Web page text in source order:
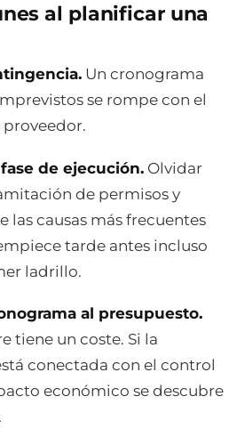
al planificar una
Un cronograma
se rompe con el
de ejecución. Olvidar
de permisos y
las causas más frecuentes
tarde antes incluso
ladrillo.
al presupuesto.
tiene un coste. Si la
conectada con el control
económico se descubre